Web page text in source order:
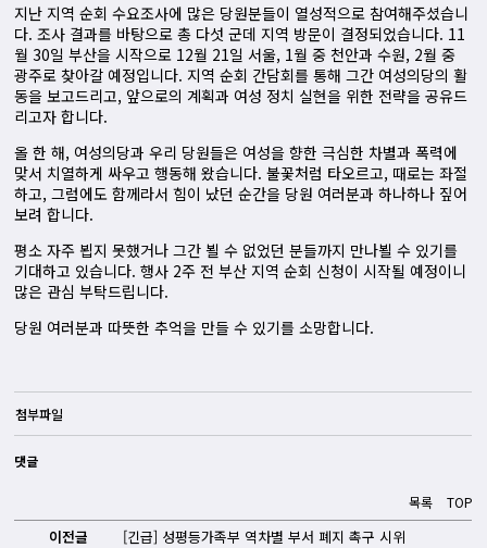
지난 지역 순회 수요조사에 많은 당원분들이 열성적으로 참여해주셨습니
다. 조사 결과를 바탕으로 총 다섯 군데 지역 방문이 결정되었습니다. 11
월 30일 부산을 시작으로 12월 21일 서울, 1월 중 천안과 수원, 2월 중
광주로 찾아갈 예정입니다. 지역 순회 간담회를 통해 그간 여성의당의 활
동을 보고드리고, 앞으로의 계획과 여성 정치 실현을 위한 전략을 공유드
리고자 합니다.
올 한 해, 여성의당과 우리 당원들은 여성을 향한 극심한 차별과 폭력에
맞서 치열하게 싸우고 행동해 왔습니다. 불꽃처럼 타오르고, 때로는 좌절
하고, 그럼에도 함께라서 힘이 났던 순간을 당원 여러분과 하나하나 짚어
보려 합니다.
평소 자주 뵙지 못했거나 그간 뵐 수 없었던 분들까지 만나뵐 수 있기를
기대하고 있습니다. 행사 2주 전 부산 지역 순회 신청이 시작될 예정이니
많은 관심 부탁드립니다.
당원 여러분과 따뜻한 추억을 만들 수 있기를 소망합니다.
첨부파일
댓글
목록 TOP
이전글 [긴급] 성평등가족부 역차별 부서 폐지 촉구 시위